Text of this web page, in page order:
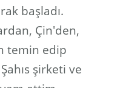
başladı.
Çin'den,
temin edip
şirketi ve